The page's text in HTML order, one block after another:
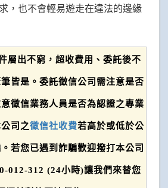
，也不會輕易遊走在違法的邊緣
層出不窮，超收費用、委託後不
皆是。委託徵信公司需注意是否
徵信業務人員是否為認證之專業
司之徵信社收費若高於或低於公
若您已遇到詐騙歡迎撥打本公司
012-312 (24小時)讓我們來替您